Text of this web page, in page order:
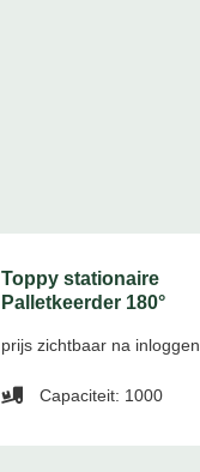
Toppy stationaire
Palletkeerder 180°
prijs zichtbaar na inloggen
Capaciteit: 1000